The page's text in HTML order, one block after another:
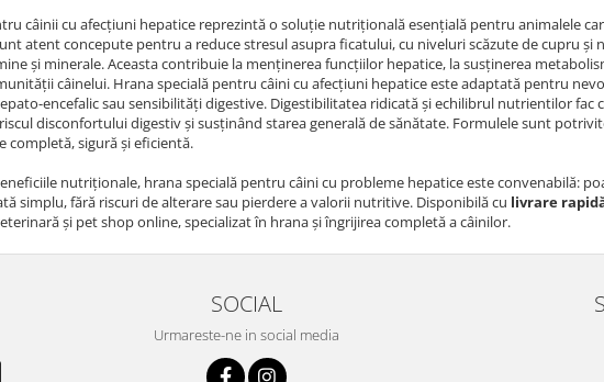
câinii cu afecțiuni hepatice reprezintă o soluție nutrițională esențială pentru animalele
atent concepute pentru a reduce stresul asupra ficatului, cu niveluri scăzute de cupru și
și minerale. Aceasta contribuie la menținerea funcțiilor hepatice, la susținerea
câinelui. Hrana specială pentru câini cu afecțiuni hepatice este adaptată pentru
encefalic sau sensibilități digestive. Digestibilitatea ridicată și echilibrul nutrientilor fac
disconfortului digestiv și susținând starea generală de sănătate. Formulele sunt
completă, sigură și eficientă.
nutriționale, hrana specială pentru câini cu probleme hepatice este convenabilă:
simplu, fără riscuri de alterare sau pierdere a valorii nutritive. Disponibilă cu livrare
și pet shop online, specializat în hrana și îngrijirea completă a câinilor.
SOCIAL
Urmareste-ne in social media